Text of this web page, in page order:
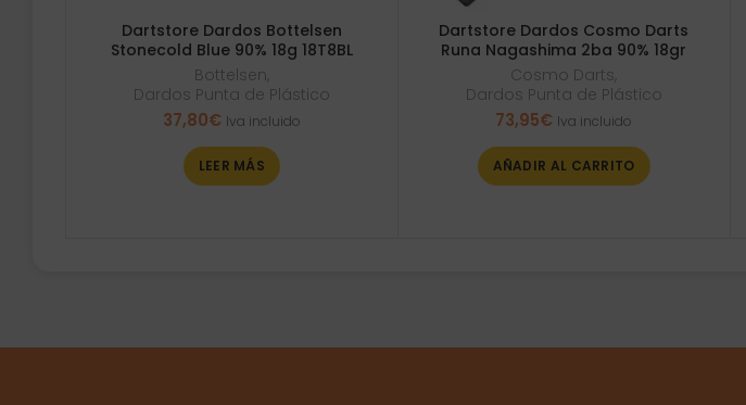
Dartstore Dardos Bottelsen
Stonecold Blue 90% 18g 18T8BL
Bottelsen,
Dardos Punta de Plástico
37,80€ Iva incluido
LEER MÁS
Dartstore Dardos Cosmo Darts
Runa Nagashima 2ba 90% 18gr
Cosmo Darts,
Dardos Punta de Plástico
73,95€ Iva incluido
AÑADIR AL CARRITO